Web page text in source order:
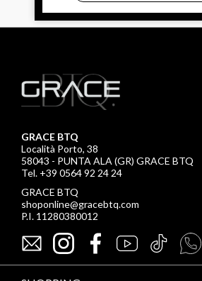
GRACE BTQ
Località Porto, 38
58043 - PUNTA ALA (GR) GRACE BTQ
Tel. +39 0564 92 24 24
GRACE BTQ
shoponline@gracebtq.com
P.I. 11280380012